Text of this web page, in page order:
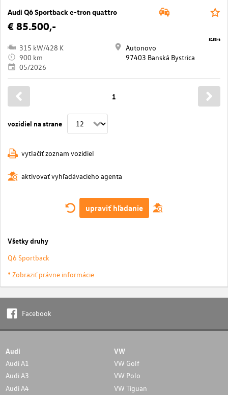
Audi Q6 Sportback e-tron quattro
€ 85.500,-
315 kW/428 K
900 km
05/2026
Autonovo
97403 Banská Bystrica
8153/6
vozidiel na strane
1
vytlačiť zoznam vozidiel
aktivovať vyhľadávacieho agenta
upraviť hľadanie
Všetky druhy
Q6 Sportback
* Zobraziť právne informácie
Facebook
Audi
Audi A1
Audi A3
Audi A4
VW
VW Golf
VW Polo
VW Tiguan